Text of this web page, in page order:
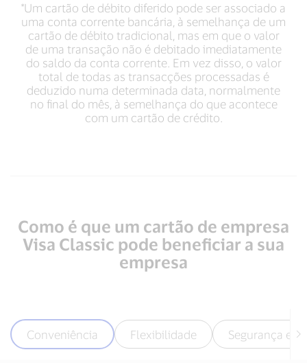
*Um cartão de débito diferido pode ser associado a
uma conta corrente bancária, à semelhança de um
cartão de débito tradicional, mas em que o valor
de uma transação não é debitado imediatamente
do saldo da conta corrente. Em vez disso, o valor
total de todas as transacções processadas é
deduzido numa determinada data, normalmente
no final do mês, à semelhança do que acontece
com um cartão de crédito.
Como é que um cartão de empresa
Visa Classic pode beneficiar a sua
empresa
Conveniência Flexibilidade Segurança e